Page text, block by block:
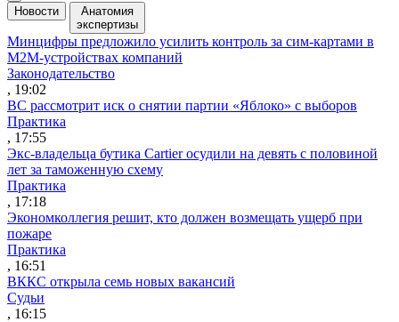
Новости
Анатомия
экспертизы
Минцифры предложило усилить контроль за сим-картами в
M2M-устройствах компаний
Законодательство
, 19:02
ВС рассмотрит иск о снятии партии «Яблоко» с выборов
Практика
, 17:55
Экс-владельца бутика Cartier осудили на девять с половиной
лет за таможенную схему
Практика
, 17:18
Экономколлегия решит, кто должен возмещать ущерб при
пожаре
Практика
, 16:51
ВККС открыла семь новых вакансий
Судьи
, 16:15